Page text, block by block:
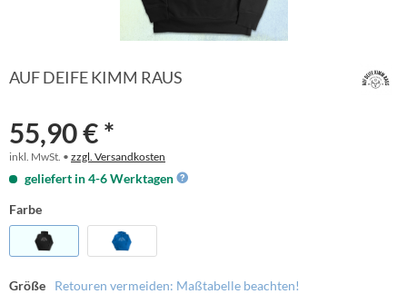
AUF DEIFE KIMM RAUS
55,90 € *
inkl. MwSt. • zzgl. Versandkosten
geliefert in 4-6 Werktagen
Farbe
Größe Retouren vermeiden: Maßtabelle beachten!